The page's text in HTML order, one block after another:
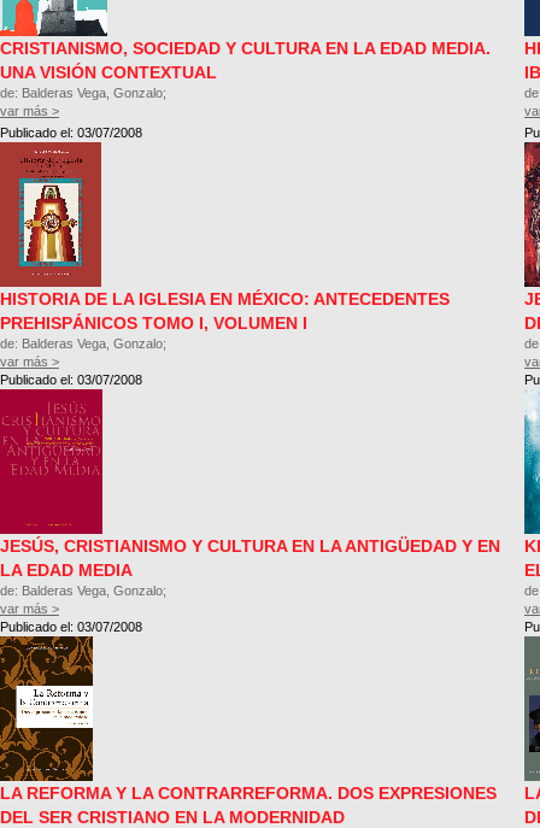
CRISTIANISMO, SOCIEDAD Y CULTURA EN LA EDAD MEDIA.
UNA VISIÓN CONTEXTUAL
de: Balderas Vega, Gonzalo;
var más >
Publicado el: 03/07/2008
HISTORIA DE LA IGLESIA EN MÉXICO: ANTECEDENTES
PREHISPÁNICOS TOMO I, VOLUMEN I
de: Balderas Vega, Gonzalo;
var más >
Publicado el: 03/07/2008
JESÚS, CRISTIANISMO Y CULTURA EN LA ANTIGÜEDAD Y EN
LA EDAD MEDIA
de: Balderas Vega, Gonzalo;
var más >
Publicado el: 03/07/2008
LA REFORMA Y LA CONTRARREFORMA. DOS EXPRESIONES
DEL SER CRISTIANO EN LA MODERNIDAD